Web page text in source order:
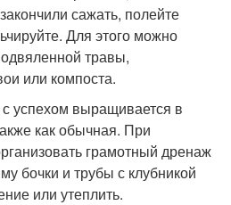
сажать, полейте
Для этого можно
травы,
или компоста.
успехом выращивается в
как обычная. При
грамотный дренаж
бочки и трубы с клубникой
или утеплить.